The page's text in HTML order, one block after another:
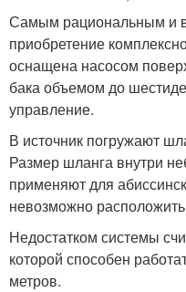
Самым рациональным и
приобретение
оснащена насосом
бака объемом до
управление.
В источник погружают
Размер шланга внутри
применяют для
невозможно
Недостатком системы
которой способен
метров.